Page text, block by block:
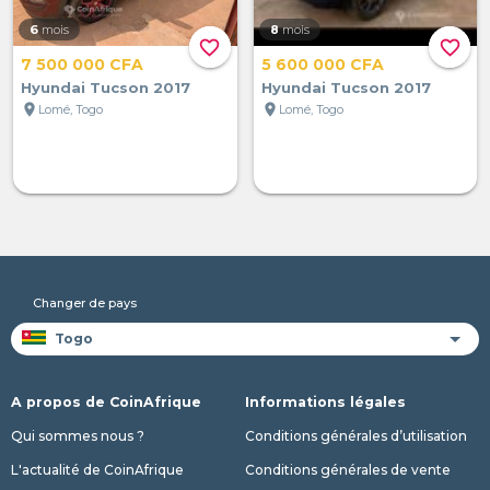
favorite_border
6 mois
7 500 000 CFA
Hyundai Tucson 2017
location_on Lomé, Togo
favorite_border
8 mois
5 600 000 CFA
Hyundai Tucson 2017
location_on Lomé, Togo
Changer de pays
A propos de CoinAfrique
Qui sommes nous ?
L'actualité de CoinAfrique
Informations légales
Conditions générales d’utilisation
Conditions générales de vente